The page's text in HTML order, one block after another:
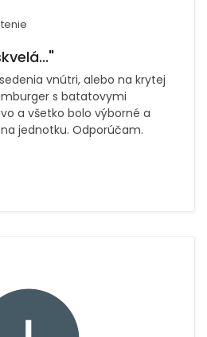
vnútri, alebo na krytej
s batatovymi
a všetko bolo výborné a
jednotku. Odporúčam.